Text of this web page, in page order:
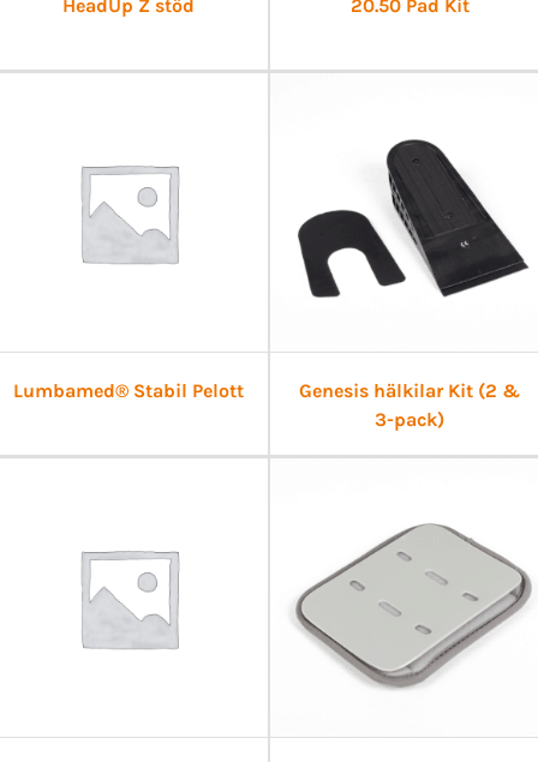
HeadUp Z stöd 20.50 Pad Kit
Lumbamed® Stabil Pelott
Genesis hälkilar Kit (2 &
3-pack)